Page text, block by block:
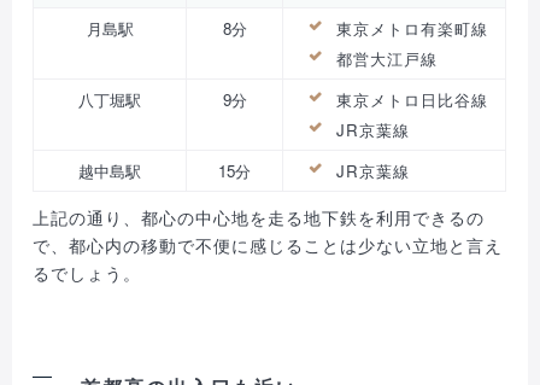
月島駅
8分
東京メトロ有楽町線
都営大江戸線
八丁堀駅
9分
東京メトロ日比谷線
JR京葉線
越中島駅
15分 JR京葉線
上記の通り、都心の中心地を走る地下鉄を利用できるの
で、都心内の移動で不便に感じることは少ない立地と言え
るでしょう。